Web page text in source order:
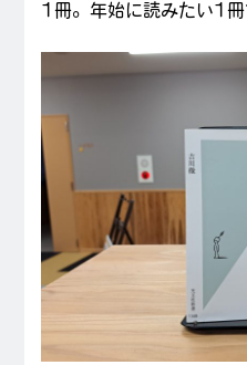
1冊。年始に読みたい1冊